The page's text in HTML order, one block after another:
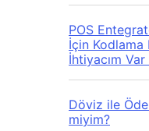
POS
İçin Kodlama
İhtiyacım Var
Döviz ile
miyim?